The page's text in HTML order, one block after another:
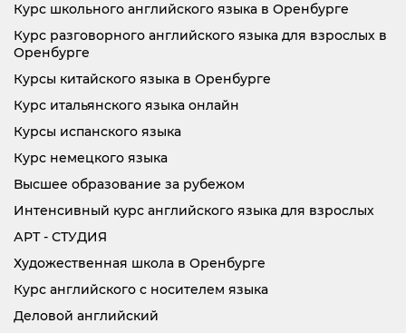
Курс школьного английского языка в Оренбурге
Курс разговорного английского языка для взрослых в
Оренбурге
Курсы китайского языка в Оренбурге
Курс итальянского языка онлайн
Курсы испанского языка
Курс немецкого языка
Высшее образование за рубежом
Интенсивный курс английского языка для взрослых
АРТ - СТУДИЯ
Художественная школа в Оренбурге
Курс английского с носителем языка
Деловой английский